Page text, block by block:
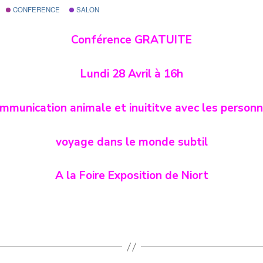
CONFERENCE SALON
Conférence GRATUITE
Lundi 28 Avril à 16h
animale et inuititve avec les
voyage dans le monde subtil
A la Foire Exposition de Niort